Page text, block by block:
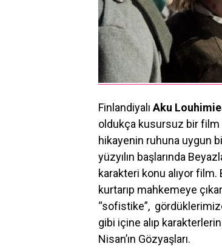
FinlandiyalıAku
oldukça kusursuz bir film
hikayenin ruhuna uygun
yüzyılın başlarında
karakteri konu alıyor film.
kurtarıp mahkemeye
“sofistike”,
gibi içine alıp
Nisan’ın Gözyaşları.